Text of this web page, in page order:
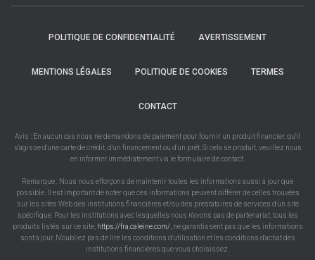
POLITIQUE DE CONFIDENTIALITÉ AVERTISSEMENT
MENTIONS LÉGALES POLITIQUE DE COOKIES TERMES
CONTACT
Avis : En aucun cas nous ne demandons de paiement pour fournir un produit financier, qu'il
s'agisse d'une carte de crédit, d'un financement ou d'un prêt. Si cela se produit, veuillez nous
en informer immédiatement via le formulaire de contact.
Remarque : Nous nous efforçons de maintenir toutes les informations aussi à jour que
possible. Il est important de noter que ces informations peuvent différer de celles trouvées
sur les sites Web des institutions financières et/ou des prestataires de services d'un site
spécifique. Pour les institutions avec lesquelles nous n'avons pas de partenariat, tous les
produits listés sur ce site, https://fra.caleine.com/, ne garantissent pas que les informations
sont à jour. N'oubliez pas de lire les conditions d'utilisation et les conditions d'achat des
institutions financières que vous choisissez.